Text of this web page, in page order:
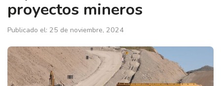
proyectos mineros
Publicado el: 25 de noviembre, 2024